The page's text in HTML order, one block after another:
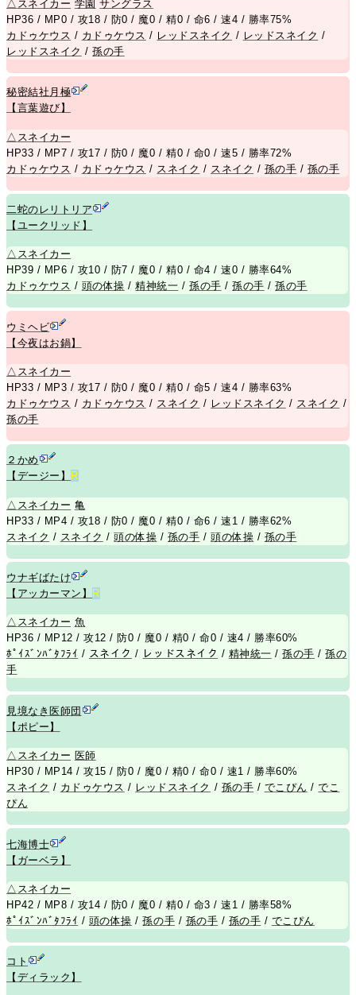
△ スネイカー 学園 サングラス
HP36 / MP0 / 攻18 / 防0 / 魔0 / 精0 / 命6 / 速4 / 勝率75%
カドゥケウス / カドゥケウス / レッドスネイク / レッドスネイク /
レッドスネイク /孫の手
秘密結社月極
【言葉遊び】
△ スネイカー
HP33 / MP7 / 攻17 / 防0 / 魔0 / 精0 / 命0 / 速5 / 勝率72%
カドゥケウス / カドゥケウス / スネイク / スネイク / 孫の手 / 孫の手
二蛇のレリトリア
【ユークリッド】
△ スネイカー
HP39 / MP6 / 攻10 / 防7 / 魔0 / 精0 / 命4 / 速0 / 勝率64%
カドゥケウス / 頭の体操 /精神統一 / 孫の手 /孫の手 /孫の手
ウミヘビ
【今夜はお鍋】
△ スネイカー
HP33 / MP3 / 攻17 / 防0 / 魔0 / 精0 / 命5 / 速4 / 勝率63%
カドゥケウス / カドゥケウス / スネイク / レッドスネイク / スネイク /
孫の手
２かめ
【デージー】
R
△ スネイカー 亀
HP33 / MP4 / 攻18 / 防0 / 魔0 / 精0 / 命6 / 速1 / 勝率62%
スネイク / スネイク /頭の体操 / 孫の手 /頭の体操 / 孫の手
ウナギばたけ
【アッカーマン】
R
△ スネイカー 魚
HP36 / MP12 / 攻12 / 防0 / 魔0 / 精0 / 命0 / 速4 / 勝率60%
ﾎﾟｲｽﾞﾝﾊﾞﾀﾌﾗｲ / スネイク / レッドスネイク / 精神統一 /孫の手 /孫の
手
見境なき医師団
【ポピー】
△ スネイカー 医師
HP30 / MP14 / 攻15 / 防0 / 魔0 / 精0 / 命0 / 速1 / 勝率60%
スネイク / カドゥケウス / レッドスネイク / 孫の手 / でこぴん /でこ
ぴん
七海博士
【ガーベラ】
△ スネイカー
HP42 / MP8 / 攻14 / 防0 / 魔0 / 精0 / 命3 / 速1 / 勝率58%
ﾎﾟｲｽﾞﾝﾊﾞﾀﾌﾗｲ / 頭の体操 /孫の手 / 孫の手 / 孫の手 / でこぴん
コト
【ディラック】